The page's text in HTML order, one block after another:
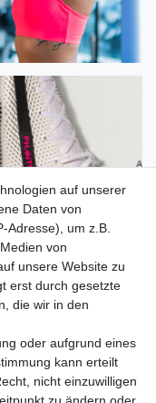
auf unserer
Daten von
Adresse), um z.B.
von
unsere Website zu
erst durch gesetzte
die wir in den
oder aufgrund eines
kann erteilt
nicht einzuwilligen